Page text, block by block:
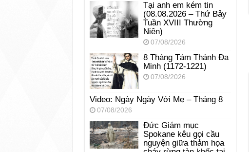
Tại anh em kém tin
(08.08.2026 – Thứ Bảy
Tuần XVIII Thường
Niên)
07/08/2026
8 Tháng Tám Thánh Ða
Minh (1172-1221)
07/08/2026
Video: Ngày Ngày Với Mẹ – Tháng 8
07/08/2026
Đức Giám mục
Spokane kêu gọi cầu
nguyện giữa thảm họa